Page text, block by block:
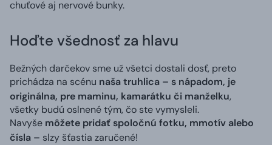
chuťové aj nervové bunky.
Hoďte všednosť za hlavu
Bežných darčekov sme už všetci dostali dosť, preto
prichádza na scénu naša truhlica – s nápadom, je
originálna, pre maminu, kamarátku či manželku,
všetky budú oslnené tým, čo ste vymysleli.
Navyše môžete pridať spoločnú fotku, mmotív alebo
čísla – slzy šťastia zaručené!